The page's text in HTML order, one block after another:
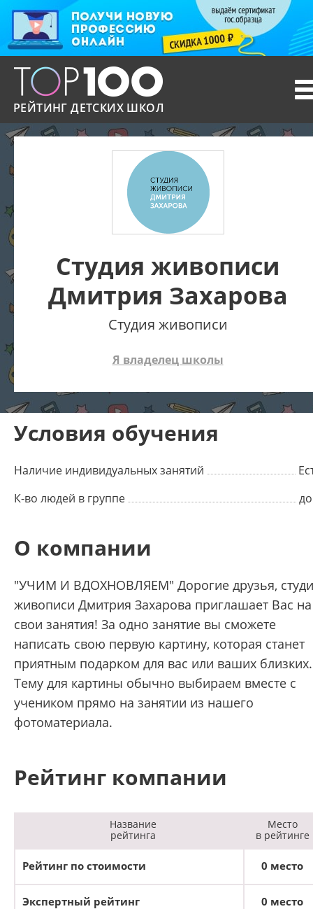
РЕЙТИНГ ДЕТСКИХ ШКОЛ
Студия живописи
Дмитрия Захарова
Студия живописи
Я владелец школы
Условия обучения
Наличие индивидуальных занятий
К-во людей в группе
О компании
"УЧИМ И ВДОХНОВЛЯЕМ" Дорогие друзья,
живописи Дмитрия Захарова приглашает Вас на
свои занятия! За одно занятие вы сможете
написать свою первую картину, которая станет
приятным подарком для вас или ваших близких.
Тему для картины обычно выбираем вместе с
учеником прямо на занятии из нашего
фотоматериала.
Рейтинг компании
Название
рейтинга
Место
в рейтинге
Рейтинг по стоимости 0 место
Экспертный рейтинг 0 место